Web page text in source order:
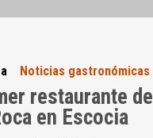
Noticias gastronómicas
restaurante de
en Escocia